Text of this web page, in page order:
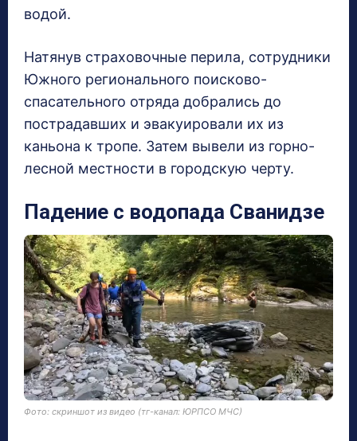
водой.
Натянув страховочные перила, сотрудники
Южного регионального поисково-
спасательного отряда добрались до
пострадавших и эвакуировали их из
каньона к тропе. Затем вывели из горно-
лесной местности в городскую черту.
Падение с водопада Сванидзе
Фото: скриншот из видео (тг-канал: ЮРПСО МЧС)